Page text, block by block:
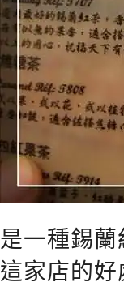
是一種錫
這家店的